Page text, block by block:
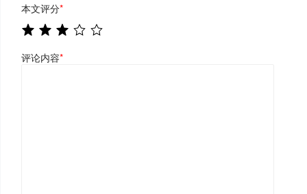
本文评分*
评论内容*